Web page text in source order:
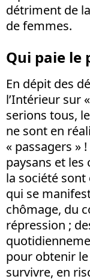
détriment de
de femmes.
Qui paie le
En dépit des
l’Intérieur sur
serions tous,
ne sont en
« passagers »
paysans et les
la société
qui se
chômage, du
répression ;
pour obtenir
survivre, en